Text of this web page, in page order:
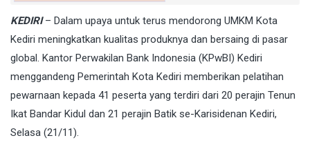
KEDIRI– Dalam upaya untuk terus mendorong UMKM Kota
Kediri meningkatkan kualitas produknya dan bersaing di pasar
global. Kantor Perwakilan Bank Indonesia (KPwBI) Kediri
menggandeng Pemerintah Kota Kediri memberikan pelatihan
pewarnaan kepada 41 peserta yang terdiri dari 20 perajin Tenun
Ikat Bandar Kidul dan 21 perajin Batik se-Karisidenan Kediri,
Selasa (21/11).